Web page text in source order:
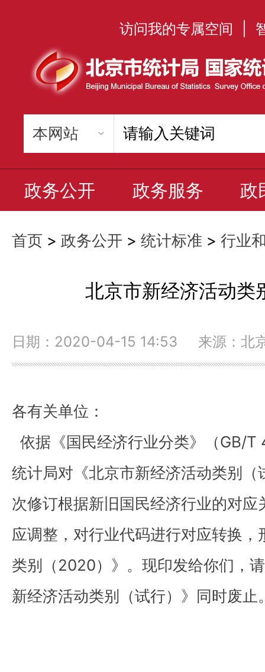
访问我的专属空间
政务公开 政务服务 政
首页 > 政务公开 > 统计标准 > 行业
北京市新经济活动类
日期：2020-04-15 14:53 来源：​北
各有关单位：
依据《国民经济行业分类》（GB/
统计局对《北京市新经济活动类别
次修订根据新旧国民经济行业的对
应调整，对行业代码进行对应转换
类别（2020）》。现印发给你们，
新经济活动类别（试行）》同时废止